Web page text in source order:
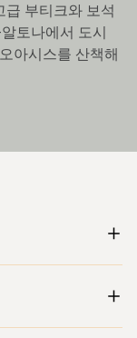
부티크와 보석
토나에서 도시
아시스를 산책해